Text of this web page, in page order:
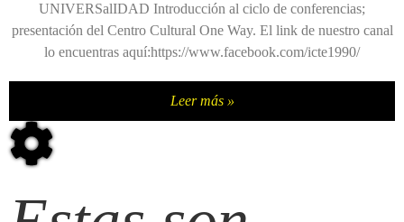
UNIVERSalIDAD Introducción al ciclo de conferencias;
presentación del Centro Cultural One Way. El link de nuestro canal
lo encuentras aquí:https://www.facebook.com/icte1990/
Leer más »